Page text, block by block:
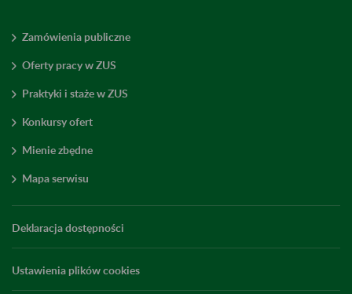
Zamówienia publiczne
Oferty pracy w ZUS
Praktyki i staże w ZUS
Konkursy ofert
Mienie zbędne
Mapa serwisu
Deklaracja dostępności
Ustawienia plików cookies